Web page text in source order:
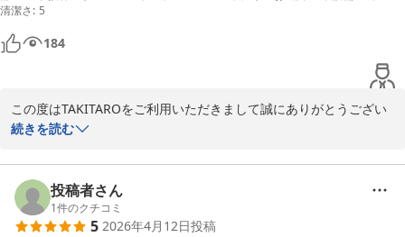
い。
バーベキュー用具以外にカトラリーや、調理設備も充実。
生ゴミや缶ゴミ等の処理も安心。
清潔さ: 5
184
この度はTAKITAROをご利用いただきまして誠にありがとうござい
ました。快適な別荘ライフを過ごされたのことで嬉しく思います。
いろと高評価いただけて嬉しい限りです。口コミ投稿を励みにこれ
からもスタッフ一同頑張って参ります。これからもお客様の別荘感
覚でご利用いただけたら幸いです。またのご宿泊心より歓迎申し上
げます。
続きを読む
投稿者さん
1件のクチコミ
5 2026年4月12日投稿